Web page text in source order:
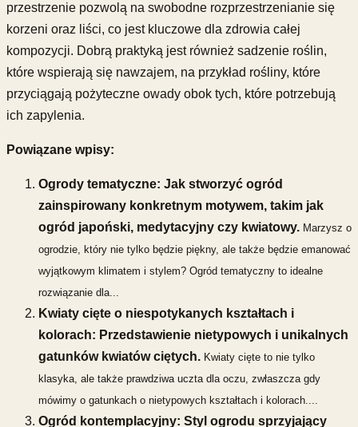
przestrzenie pozwolą na swobodne rozprzestrzenianie się
korzeni oraz liści, co jest kluczowe dla zdrowia całej
kompozycji. Dobrą praktyką jest również sadzenie roślin,
które wspierają się nawzajem, na przykład rośliny, które
przyciągają pożyteczne owady obok tych, które potrzebują
ich zapylenia.
Powiązane wpisy:
Ogrody tematyczne: Jak stworzyć ogród
zainspirowany konkretnym motywem, takim jak
ogród japoński, medytacyjny czy kwiatowy. Marzysz o
ogrodzie, który nie tylko będzie piękny, ale także będzie emanować
wyjątkowym klimatem i stylem? Ogród tematyczny to idealne
rozwiązanie dla...
Kwiaty cięte o niespotykanych kształtach i
kolorach: Przedstawienie nietypowych i unikalnych
gatunków kwiatów ciętych. Kwiaty cięte to nie tylko
klasyka, ale także prawdziwa uczta dla oczu, zwłaszcza gdy
mówimy o gatunkach o nietypowych kształtach i kolorach....
Ogród kontemplacyjny: Styl ogrodu sprzyjający